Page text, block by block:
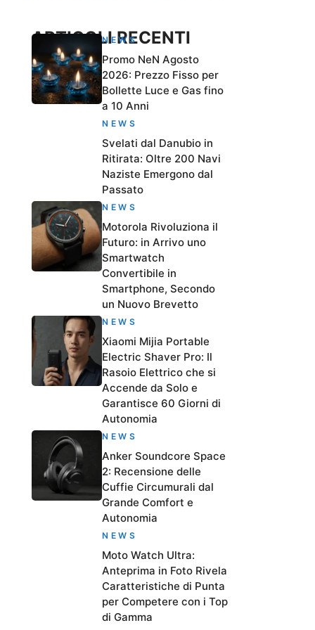
ARTICOLI RECENTI
NEWS
Promo NeN Agosto
2026: Prezzo Fisso per
Bollette Luce e Gas fino
a 10 Anni
NEWS
Svelati dal Danubio in
Ritirata: Oltre 200 Navi
Naziste Emergono dal
Passato
NEWS
Motorola Rivoluziona il
Futuro: in Arrivo uno
Smartwatch
Convertibile in
Smartphone, Secondo
un Nuovo Brevetto
NEWS
Xiaomi Mijia Portable
Electric Shaver Pro: Il
Rasoio Elettrico che si
Accende da Solo e
Garantisce 60 Giorni di
Autonomia
NEWS
Anker Soundcore Space
2: Recensione delle
Cuffie Circumurali dal
Grande Comfort e
Autonomia
NEWS
Moto Watch Ultra:
Anteprima in Foto Rivela
Caratteristiche di Punta
per Competere con i Top
di Gamma